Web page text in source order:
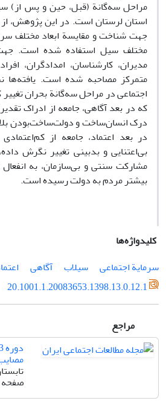
استان لرستان است. در این پژوهش،
جهت شناخت و مقایسة ابعاد مختلف
مختلف سیل استفاده شده است. جهت
مدیران، کارشناسان، امدادگران،
متمرکز مصاحبه شده است. یافته‌ها
اجتماعی در مراحل سه‌گانة بحران
که در بعد آگاهی، جامعه از ادراک
درک انسان‌ساخت و دولت‌ساخت‌بودن
در بعد اعتماد، جامعه از
بی‌اعتنایی و بدبینی تغییر نگرش
مشارکت سنتی و بی‌سازمان، به
بیشتر مردم به دولت رسیده است.
کلیدواژه‌ها
سرمایة اجتماعی
سیلاب آگاهی
20.1001.1.20083653.1398.13.0.12.1
مراجع
تابستان
صفحه